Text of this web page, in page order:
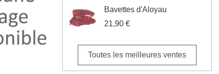
Bavettes d'Aloyau
21,90 €
Toutes les meilleures ventes